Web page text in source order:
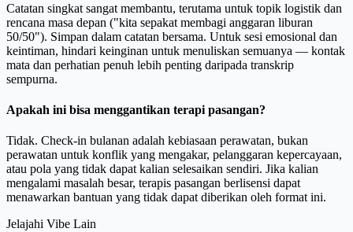
Catatan singkat sangat membantu, terutama untuk topik logistik dan
rencana masa depan ("kita sepakat membagi anggaran liburan
50/50"). Simpan dalam catatan bersama. Untuk sesi emosional dan
keintiman, hindari keinginan untuk menuliskan semuanya — kontak
mata dan perhatian penuh lebih penting daripada transkrip
sempurna.
Apakah ini bisa menggantikan terapi pasangan?
Tidak. Check-in bulanan adalah kebiasaan perawatan, bukan
perawatan untuk konflik yang mengakar, pelanggaran kepercayaan,
atau pola yang tidak dapat kalian selesaikan sendiri. Jika kalian
mengalami masalah besar, terapis pasangan berlisensi dapat
menawarkan bantuan yang tidak dapat diberikan oleh format ini.
Jelajahi Vibe Lain